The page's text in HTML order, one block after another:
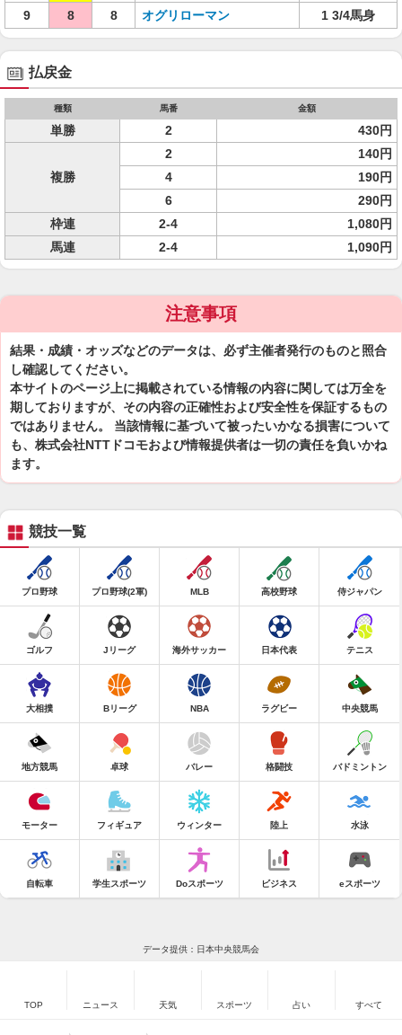
9
8 8 オグリローマン 1 3/4馬身
払戻金
種類 馬番 金額
単勝 2 430円
複勝
2
140円
4
190円
6
290円
枠連
2-4
1,080円
馬連
2-4 1,090円
注意事項
結果・成績・オッズなどのデータは、必ず主催者発行のものと照合
し確認してください。
本サイトのページ上に掲載されている情報の内容に関しては万全を
期しておりますが、その内容の正確性および安全性を保証するもの
ではありません。 当該情報に基づいて被ったいかなる損害について
も、株式会社NTTドコモおよび情報提供者は一切の責任を負いかね
ます。
競技一覧
プロ野球 プロ野球(2軍) MLB 高校野球 侍ジャパン
ゴルフ Jリーグ 海外サッカー 日本代表 テニス
大相撲 Bリーグ NBA ラグビー 中央競馬
地方競馬 卓球 バレー 格闘技 バドミントン
モーター フィギュア ウィンター 陸上 水泳
自転車 学生スポーツ Doスポーツ ビジネス eスポーツ
データ提供：日本中央競馬会
TOP ニュース 天気 スポーツ 占い すべて